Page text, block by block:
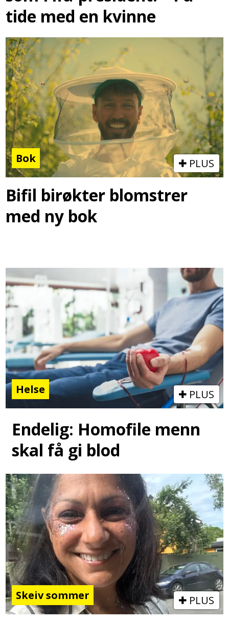
tide med en kvinne
Bok PLUS
Bifil birøkter blomstrer
med ny bok
Helse PLUS
Endelig: Homofile menn
skal få gi blod
Skeiv sommer PLUS